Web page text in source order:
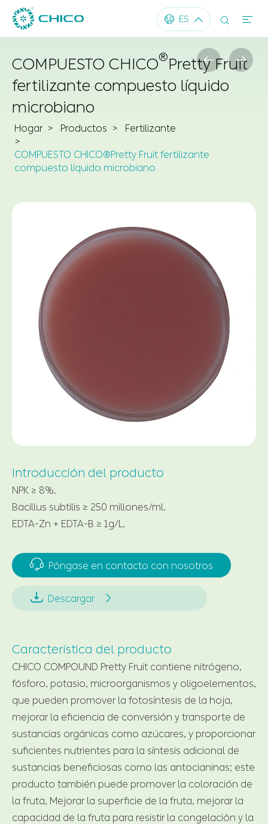
 ES   
COMPUESTO CHICO®Pretty Fruit
fertilizante compuesto líquido
microbiano
Hogar Productos Fertilizante
COMPUESTO CHICO®Pretty Fruit fertilizante
compuesto líquido microbiano
 
Introducción del producto
NPK ≥ 8%.
Bacillus subtilis ≥ 250 millones/ml.
EDTA-Zn + EDTA-B ≥ 1g/L.
 Póngase en contacto con nosotros
 Descargar 
Característica del producto
CHICO COMPOUND Pretty Fruit contiene nitrógeno,
fósforo, potasio, microorganismos y oligoelementos,
que pueden promover la fotosíntesis de la hoja,
mejorar la eficiencia de conversión y transporte de
sustancias orgánicas como azúcares, y proporcionar
suficientes nutrientes para la síntesis adicional de
sustancias beneficiosas como las antocianinas; este
producto también puede promover la coloración de
la fruta, Mejorar la superficie de la fruta, mejorar la
capacidad de la fruta para resistir la congelación y la